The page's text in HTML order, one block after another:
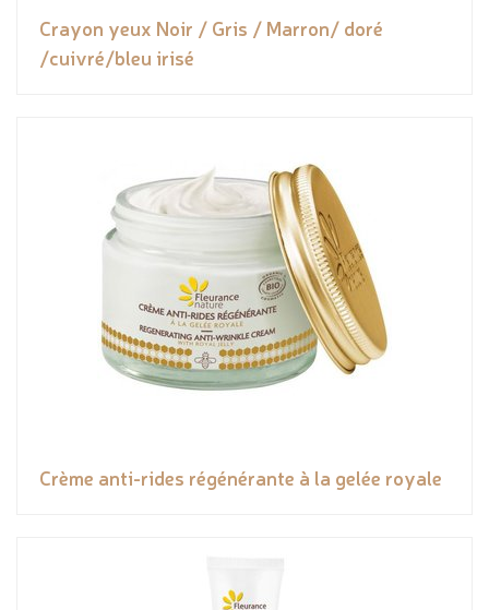
Crayon yeux Noir / Gris / Marron/ doré
/cuivré/bleu irisé
Crème anti-rides régénérante à la gelée royale